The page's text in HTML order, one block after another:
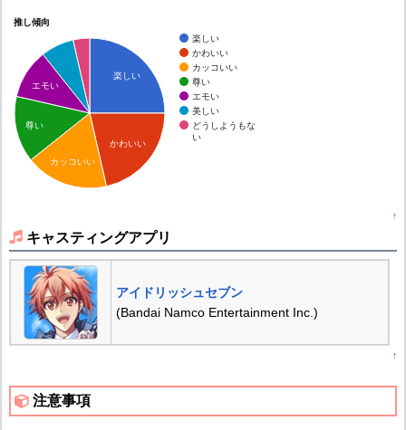
推し傾向
楽しい
かわいい
カッコいい
尊い
エモい
美しい
どうしようもな
い
楽しい
かわいい
エモい
尊い
カッコいい
↑
キャスティングアプリ
アイドリッシュセブン
(Bandai Namco Entertainment Inc.)
↑
注意事項